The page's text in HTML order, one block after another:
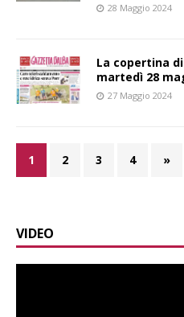
28 Maggio 2024
La copertina
martedì 28
27 Maggio 2024
1 2 3 4 »
VIDEO